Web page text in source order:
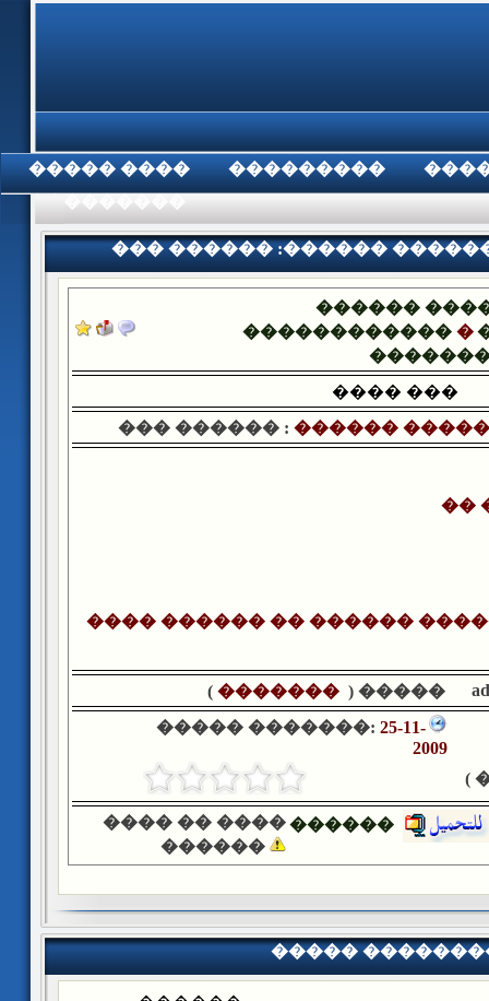
���� ����� ���������
��� ������ :������
������
�������������
���� ���
��� ������ : ������
��
����� (
�������
)
����� �������: 25-11-
2009
���� �� ����
������
������
�����